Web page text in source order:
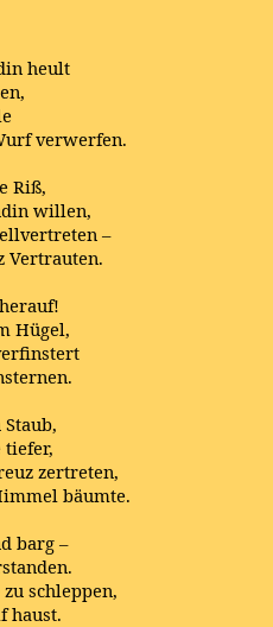
heult
verwerfen.
Riß,
willen,
–
Vertrauten.
Hügel,
tiefer,
zertreten,
bäumte.
barg –
schleppen,
haust.